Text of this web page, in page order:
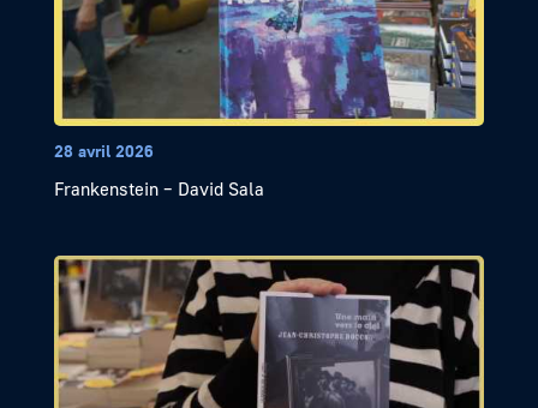
28 avril 2026
Frankenstein – David Sala